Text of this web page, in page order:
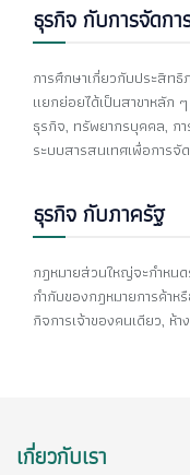
ธุรกิจ กับการจัดกา
การศึกษาเกี่ยวกับประสิทธิ
แยกย่อยได้เป็นสาขาหลัก
ธุรกิจ, ทรัพยากรบุคคล, ก
ระบบสารสนเทศเพื่อการจั
ธุรกิจ กับภาครัฐ
กฎหมายส่วนใหญ่จะกำหน
กำกับของกฎหมายการค้า
กิจการเจ้าของคนเดียว, ห้
เกี่ยวกับเรา